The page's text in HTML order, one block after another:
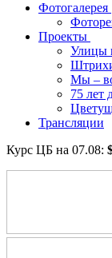
Фотогалерея
Проекты
Улицы
Мы –
75 лет
Трансляции
Курс ЦБ на 07.08: